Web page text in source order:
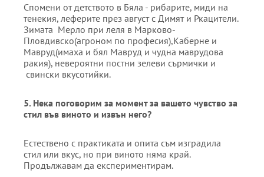
Спомени от детството в Бяла - рибарите, миди на
тенекия, леферите през август с Димят и Ркацители.
Зимата Мерло при леля в Марково-
Пловдивско(агроном по професия),Каберне и
Мавруд(имаха и бял Мавруд и чудна маврудова
ракия), невероятни постни зелеви сърмички и
свински вкусотийки.
5. Нека поговорим за момент за вашето чувство за
стил във виното и извън него?
Естествено с практиката и опита съм изградила
стил или вкус, но при виното няма край.
Продължавам да експериментирам.